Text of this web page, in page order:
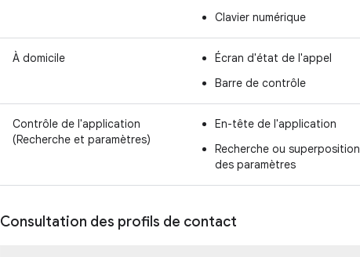
Clavier numérique
À domicile
Écran d'état de l'appel
Barre de contrôle
Contrôle de l'application
(Recherche et paramètres)
En-tête de l'application
Recherche ou superposition
des paramètres
Consultation des profils de contact